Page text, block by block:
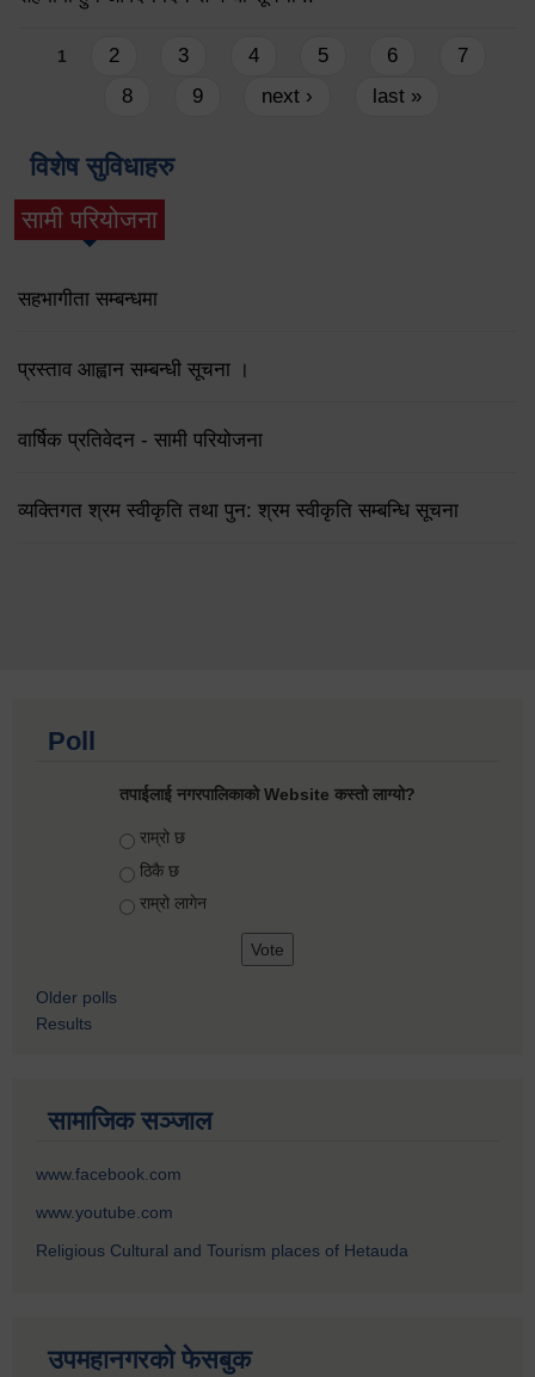
Pages
1 2 3 4 5 6
7
8
9 next › last »
विशेष सुविधाहरु
सामी परियोजना
(active tab)
सहभागीता सम्बन्धमा
प्रस्ताव आह्वान सम्बन्धी सूचना ।
वार्षिक प्रतिवेदन - सामी परियोजना
व्यक्तिगत श्रम स्वीकृति तथा पुन: श्रम स्वीकृति सम्बन्धि सूचना
Poll
तपाईलाई नगरपालिकाको Website कस्तो लाग्यो?
Choices
राम्रो छ
ठिकै छ
राम्रो लागेन
Older polls
Results
सामाजिक सञ्जाल
www.facebook.com
www.youtube.com
Religious Cultural and Tourism places of Hetauda
उपमहानगरको फेसबुक